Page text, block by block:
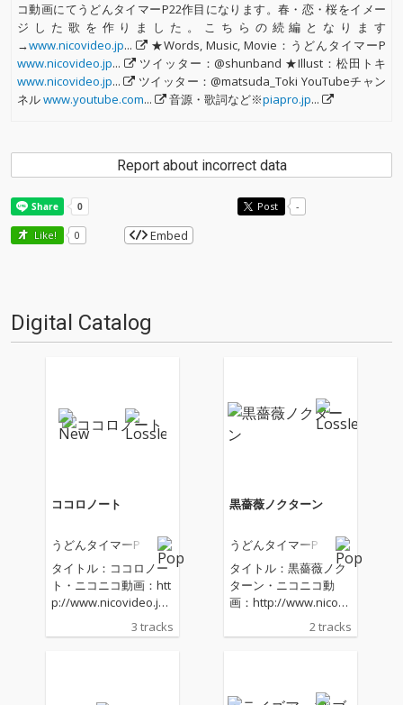
コ動画にてうどんタイマーP22作目になります。春・恋・桜をイメー
ジした歌を作りました。こちらの続編となります
→www.nicovideo.jp...
★Words, Music, Movie：うどんタイマーP
www.nicovideo.jp...
ツイッター：@shunband ★Illust：松田トキ
www.nicovideo.jp...
ツイッター：@matsuda_Toki YouTubeチャン
ネルwww.youtube.com... 音源・歌詞など※piapro.jp...
Report about incorrect data
Post -
Like! 0 Embed
Digital Catalog
ココロノート
うどんタイマーP
タイトル：ココロノー
ト・ニコニコ動画：htt
p://www.nicovideo.jp/
mylist/20661414・You
Tube：https://www.yo
3 tracks
黒薔薇ノクターン
うどんタイマーP
タイトル：黒薔薇ノク
ターン・ニコニコ動
画：http://www.nicovi
deo.jp/mylist/2066141
4・YouTube：https://
2 tracks